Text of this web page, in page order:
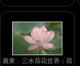
廣東．三水荷花世界：荷